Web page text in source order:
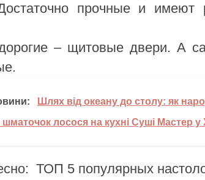
прочные и имеют
– щитовые двери. А
Шлях від океану до столу: як
шматочок лосося на кухні Суші Мастер у
ТОП 5 популярных